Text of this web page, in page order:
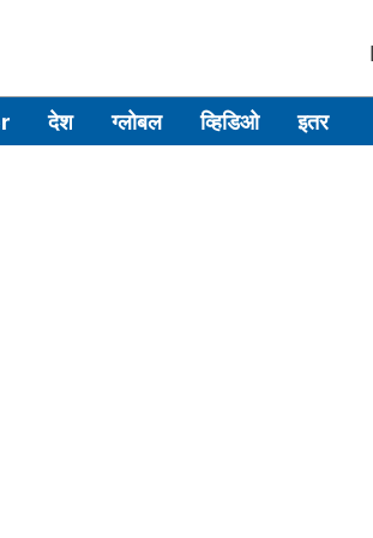
देश ग्लोबल व्हिडिओ इतर